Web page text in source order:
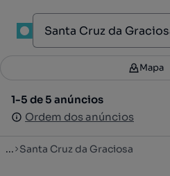
Filtros 2
1-5 de 5 anúncios
Ordem dos anúncios
Mapa
1-5 de 5 anúncios
Ordem dos anúncios
... Santa Cruz da Graciosa